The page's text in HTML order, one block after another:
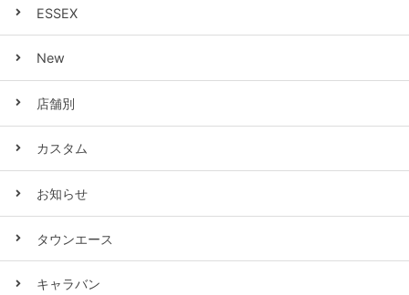
ESSEX
New
店舗別
カスタム
お知らせ
タウンエース
キャラバン